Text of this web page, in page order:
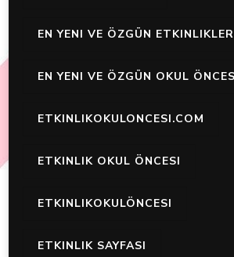
EN YENI VE ÖZGÜN ETKINLIKLER
EN YENI VE ÖZGÜN OKUL
ETKINLIKOKULONCESI.COM
ETKINLIK OKUL ÖNCESI
ETKINLIKOKULÖNCESI
ETKINLIK SAYFASI